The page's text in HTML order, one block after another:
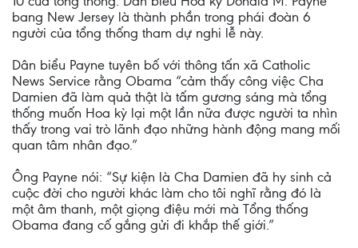
bang New Jersey là thành phần trong phái đoàn 6
người của tổng thống tham dự nghi lễ này.
Dân biểu Payne tuyên bố với thông tấn xã Catholic
News Service rằng Obama “cảm thấy công việc Cha
Damien đã làm quả thật là tấm gương sáng mà tổng
thống muốn Hoa kỳ lại một lần nữa được người ta nhìn
thấy trong vai trò lãnh đạo những hành động mang mối
quan tâm nhân đạo.”
Ông Payne nói: “Sự kiện là Cha Damien đã hy sinh cả
cuộc đời cho người khác làm cho tôi nghĩ rằng đó là
một âm thanh, một giọng điệu mới mà Tổng thống
Obama đang cố gắng gửi đi khắp thế giới.”